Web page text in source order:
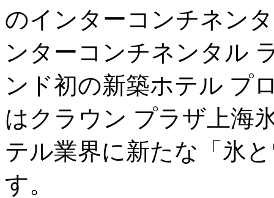
のインターコンチネン
ンターコンチネンタル
ンド初の新築ホテル プ
はクラウン プラザ上海
テル業界に新たな「氷
す。